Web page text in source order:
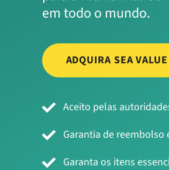
em todo o mundo.
ADQUIRA SEA
Aceito pelas
Garantia de reembolso
Garanta os itens